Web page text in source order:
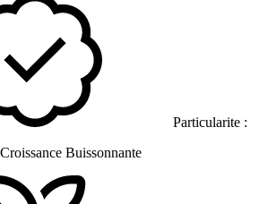
Particularite :
Buissonnante